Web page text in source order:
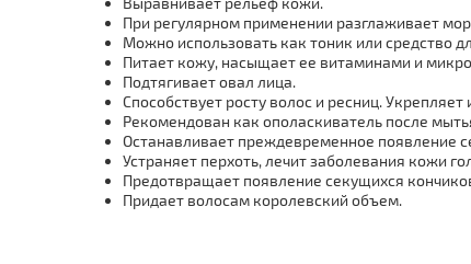
При регулярном применении разглаживает
Можно использовать как тоник или средство
Питает кожу, насыщает ее витаминами и
Подтягивает овал лица.
Способствует росту волос и ресниц.
Рекомендован как ополаскиватель после
Останавливает преждевременное появление
Устраняет перхоть, лечит заболевания кожи
Предотвращает появление секущихся
Придает волосам королевский объем.